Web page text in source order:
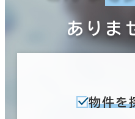
ありま
物件を